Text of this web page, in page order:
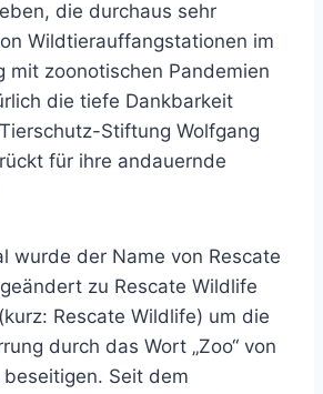
die durchaus sehr
Wildtierauffangstationen im
mit zoonotischen Pandemien
die tiefe Dankbarkeit
Stiftung Wolfgang
für ihre andauernde
wurde der Name von Rescate
zu Rescate Wildlife
Rescate Wildlife) um die
durch das Wort „Zoo“ von
Seit dem